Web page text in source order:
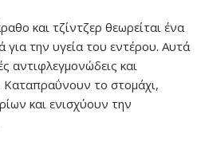
και τζίντζερ θεωρείται ένα
για την υγεία του εντέρου. Αυτά
αντιφλεγμονώδεις και
Καταπραΰνουν το στομάχι,
και ενισχύουν την